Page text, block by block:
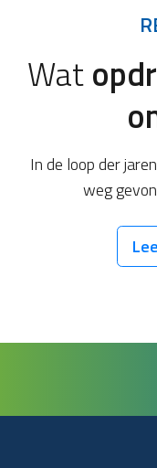
Wat
In de loop der
weg